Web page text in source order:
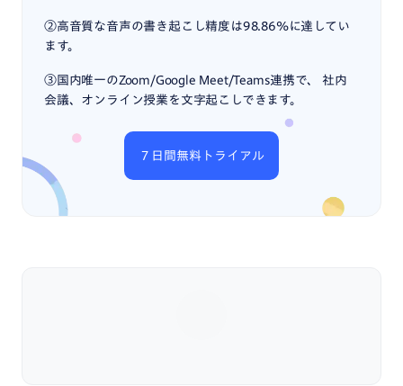
②高音質な音声の書き起こし精度は98.86%に達してい
ます。
③国内唯一のZoom/Google Meet/Teams連携で、 社内
会議、オンライン授業を文字起こしできます。
７日間無料トライアル